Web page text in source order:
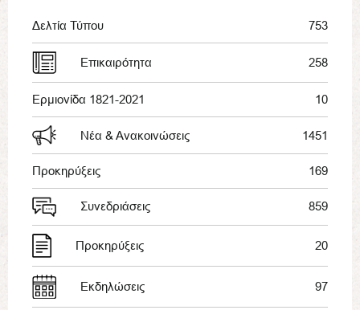
Δελτία Τύπου 753
Επικαιρότητα 258
Ερμιονίδα 1821-2021 10
Νέα & Ανακοινώσεις 1451
Προκηρύξεις 169
Συνεδριάσεις 859
Προκηρύξεις 20
Εκδηλώσεις 97